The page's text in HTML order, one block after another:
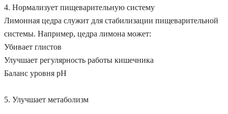
4. Нормализует пищеварительную систему
Лимонная цедра служит для стабилизации пищеварительной
системы. Например, цедра лимона может:
Убивает глистов
Улучшает регулярность работы кишечника
Баланс уровня рН
5. Улучшает метаболизм